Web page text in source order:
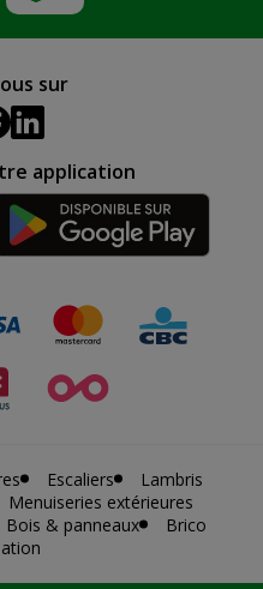
sur
application
Escaliers
Lambris
Menuiseries extérieures
Bois & panneaux
Brico